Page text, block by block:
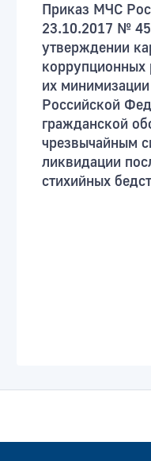
Приказ МЧС
23.10.2017 №
утверждении
коррупционных
их
Российской
гражданской
чрезвычайным
ликвидации
стихийных